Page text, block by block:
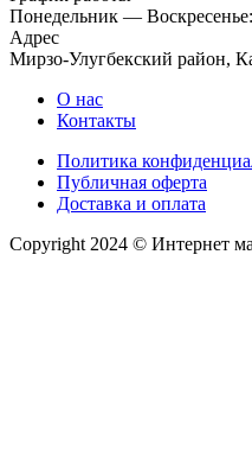
Понедельник —
Адрес
Мирзо-Улугбекский район,
О нас
Контакты
Политика
Публичная оферта
Доставка и оплата
Copyright 2024 © Интернет